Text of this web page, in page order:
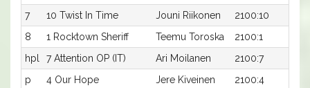
7
10 Twist In Time Jouni Riikonen 2100:10
8
1 Rocktown Sheriff Teemu Toroska 2100:1
hpl
7 Attention OP (IT) Ari Moilanen 2100:7
p
4 Our Hope Jere Kiveinen 2100:4